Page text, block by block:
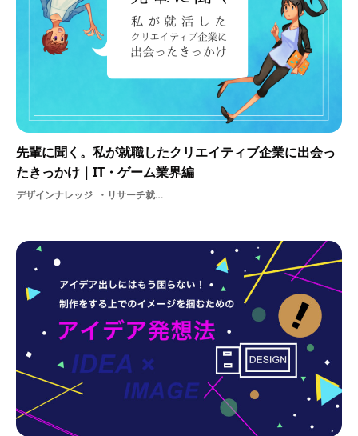
先輩に聞く。私が就職したクリエイティブ企業に出会っ
たきっかけ｜IT・ゲーム業界編
デザインナレッジ リサーチ就活就活Q&A